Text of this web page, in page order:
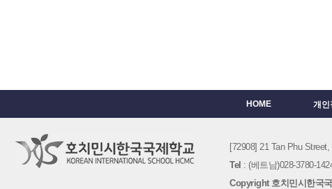
HOME 개인
[72908] 21 Tan Phu
Tel : (베트남)028-3780-
Copyright 호치민시한국